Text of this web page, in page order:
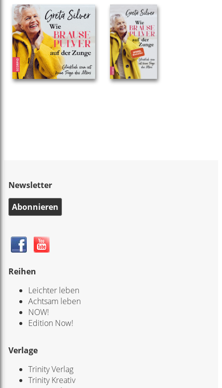
Newsletter
Abonnieren
Reihen
Leichter leben
Achtsam leben
NOW!
Edition Now!
Verlage
Trinity Verlag
Trinity Kreativ